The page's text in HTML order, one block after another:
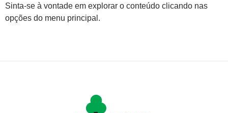
Sinta-se à vontade em explorar o conteúdo clicando nas
opções do menu principal.